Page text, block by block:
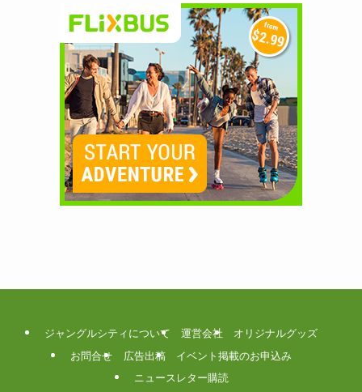
ジャングルシティについて 運営会社
オリジナルグッズ
お問合せ
広告出稿
イベント掲載のお申込み
ニュースレター購読